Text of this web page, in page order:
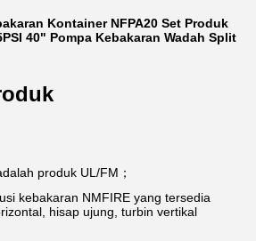
Kontainer NFPA20 Set Produk
40" Pompa Kebakaran Wadah Split
produk UL/FM；
kebakaran NMFIRE yang tersedia
hisap ujung, turbin vertikal